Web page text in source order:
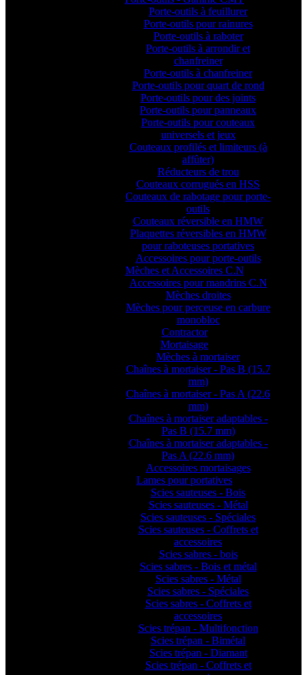
Porte-outils à feuillurer
Porte-outils pour rainures
Porte-outils à raboter
Porte-outils à arrondir et
chanfreiner
Porte-outils à chanfreiner
Porte-outils pour quart de rond
Porte-outils pour des joints
Porte-outils pour panneaux
Porte-outils pour couteaux
universels et jeux
Couteaux profilés et limiteurs (à
affûter)
Réducteurs de trou
Couteaux corrugués en HSS
Couteaux de rabotage pour porte-
outils
Couteaux réversible en HMW
Plaquettes réversibles en HMW
pour raboteuses portatives
Accessoires pour porte-outils
Mèches et Accessoires C.N
Accessoires pour mandrins C.N
Mèches droites
Mèches pour perceuse en carbure
monobloc
Contractor
Mortaisage
Mèches à mortaiser
Chaînes à mortaiser - Pas B (15.7
mm)
Chaînes à mortaiser - Pas A (22.6
mm)
Chaînes à mortaiser adaptables -
Pas B (15.7 mm)
Chaînes à mortaiser adaptables -
Pas A (22.6 mm)
Accessoires mortaisages
Lames pour portatives
Scies sauteuses - Bois
Scies sauteuses - Métal
Scies sauteuses - Spéciales
Scies sauteuses - Coffrets et
accessoires
Scies sabres - bois
Scies sabres - Bois et métal
Scies sabres - Métal
Scies sabres - Spéciales
Scies sabres - Coffrets et
accessoires
Scies trépan - Multifonction
Scies trépan - Bimétal
Scies trépan - Diamant
Scies trépan - Coffrets et